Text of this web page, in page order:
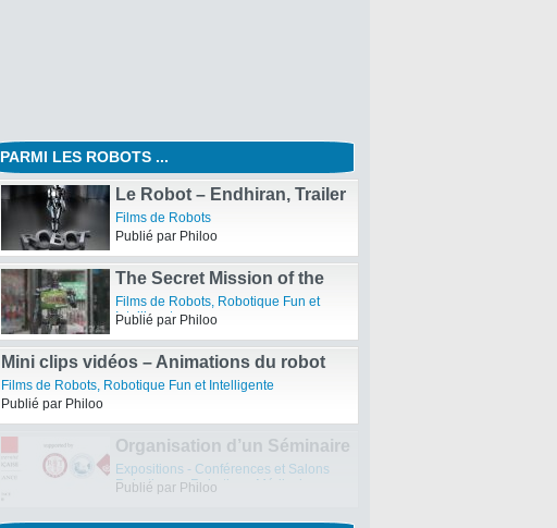
PARMI LES ROBOTS ...
Le Robot – Endhiran, Trailer
du film Bollywood
Publié par Philoo
The Secret Mission of the
Terminator – Microsoft vs
Apple
Intelligente
Publié par Philoo
Mini clips vidéos – Animations du robot
Wall.E de Disney et Pixar
Films de Robots ,Robotique Fun et Intelligente
Publié par Philoo